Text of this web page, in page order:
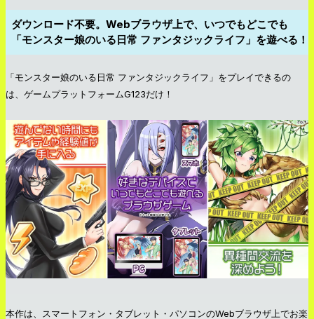
ダウンロード不要。Webブラウザ上で、いつでもどこでも
「モンスター娘のいる日常 ファンタジックライフ」を遊べる！
「モンスター娘のいる日常 ファンタジックライフ」をプレイできるの
は、ゲームプラットフォームG123だけ！
本作は、スマートフォン・タブレット・パソコンのWebブラウザ上でお楽